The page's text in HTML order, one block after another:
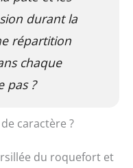
durant la
répartition
chaque
pas ?
caractère ?
du roquefort et